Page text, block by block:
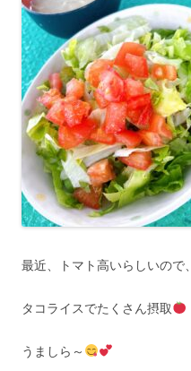
最近、トマト高いらしいので、
タコライスでたくさん摂取
うましら～